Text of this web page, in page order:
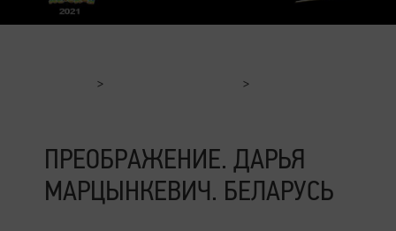
ПРЕОБРАЖЕНИЕ. ДАРЬЯ
МАРЦЫНКЕВИЧ. БЕЛАРУСЬ